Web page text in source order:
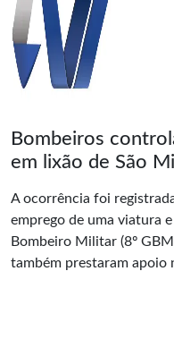
Bombeiros
em lixão de São
A ocorrência foi
emprego de uma viatura
Bombeiro Militar (8º
também prestaram apoio